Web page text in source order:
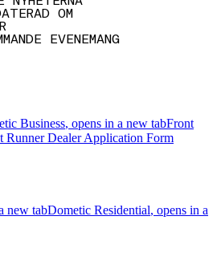
OM
EVENEMANG
Business, opens in a new tabFront
Runner Dealer Application Form
new tabDometic Residential, opens in a